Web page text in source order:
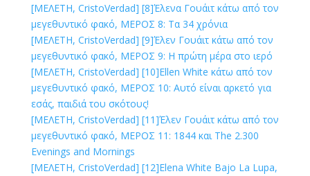
[ΜΕΛΕΤΗ, CristoVerdad] [8]Έλενα Γουάιτ κάτω από τον
μεγεθυντικό φακό, ΜΕΡΟΣ 8: Τα 34 χρόνια
[ΜΕΛΕΤΗ, CristoVerdad] [9]Έλεν Γουάιτ κάτω από τον
μεγεθυντικό φακό, ΜΕΡΟΣ 9: Η πρώτη μέρα στο ιερό
[ΜΕΛΕΤΗ, CristoVerdad] [10]Ellen White κάτω από τον
μεγεθυντικό φακό, ΜΕΡΟΣ 10: Αυτό είναι αρκετό για
εσάς, παιδιά του σκότους!
[ΜΕΛΕΤΗ, CristoVerdad] [11]Έλεν Γουάιτ κάτω από τον
μεγεθυντικό φακό, ΜΕΡΟΣ 11: 1844 και The 2.300
Evenings and Mornings
[ΜΕΛΕΤΗ, CristoVerdad] [12]Elena White Bajo La Lupa,